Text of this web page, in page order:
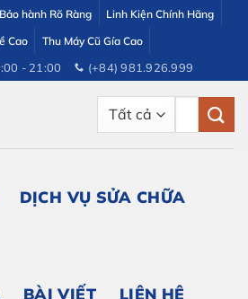
Bảo hành Rõ Ràng
Linh Kiện Chính Hãng
Cao
Thu Máy Cũ Gía Cao
- 21:00 (+84) 981.926.999
DỊCH VỤ SỬA CHỮA
BÀI VIẾT LIÊN HỆ